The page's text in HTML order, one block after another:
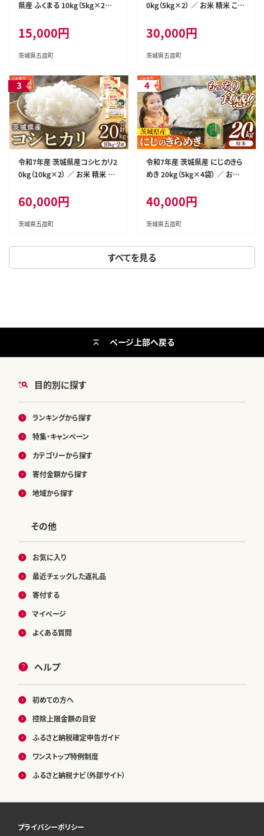
すべてを見る
県産 ふくまる 10kg（5kg×2袋）
6年 米 お米 精米 特A米 特A 特A
評価 旨味 安心 美味しい 茨城県
五霞町
15,000円
茨城県五霞町
0kg（5kg×2） ／ お米 精米 こし
城むつみ 茨城県 五霞町【価格改
30,000円
茨城県五霞町
令和7年産 茨城県産コシヒカリ2
0kg（10kg×2） ／ お米 精米 こ
茨城むつみ 茨城県 五霞町【価格
改定】
60,000円
茨城県五霞町
令和7年産 茨城県産 にじのきら
めき 20kg（5kg×4袋） ／ お米
茨城県 五霞町
40,000円
茨城県五霞町
目的別に探す
ランキングから探す
特集・キャンペーン
カテゴリーから探す
寄付金額から探す
地域から探す
その他
お気に入り
最近チェックした返礼品
寄付する
マイページ
よくある質問
ヘルプ
初めての方へ
控除上限金額の目安
ふるさと納税確定申告ガイド
ワンストップ特例制度
ふるさと納税ナビ（外部サイト）
ページ上部へ戻る
プライバシーポリシー